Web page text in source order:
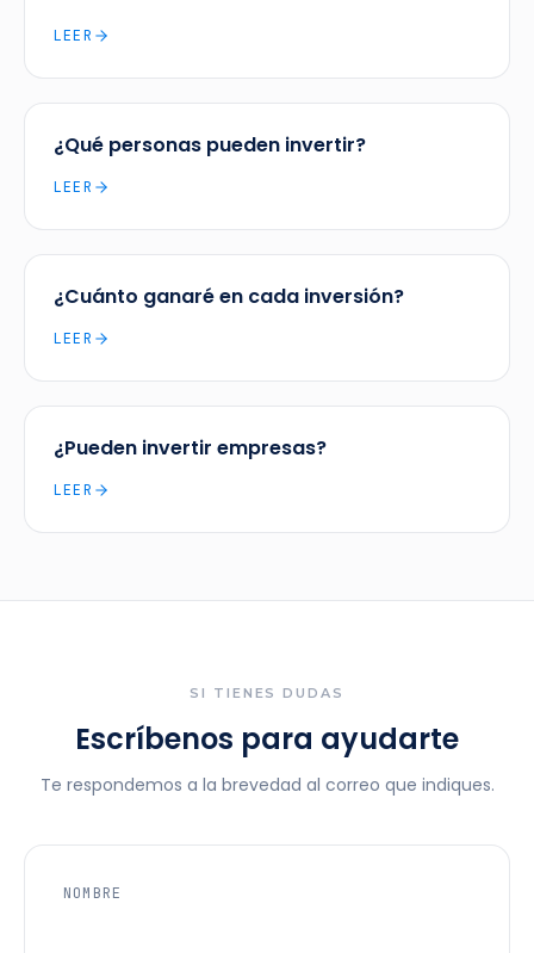
LEER
¿Qué personas pueden invertir?
LEER
¿Cuánto ganaré en cada inversión?
LEER
¿Pueden invertir empresas?
LEER
SI TIENES DUDAS
Escríbenos para ayudarte
Te respondemos a la brevedad al correo que indiques.
NOMBRE